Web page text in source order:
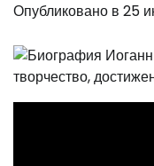
Опубликовано в 25